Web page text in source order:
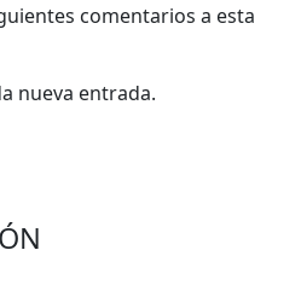
comentarios a esta
nueva entrada.